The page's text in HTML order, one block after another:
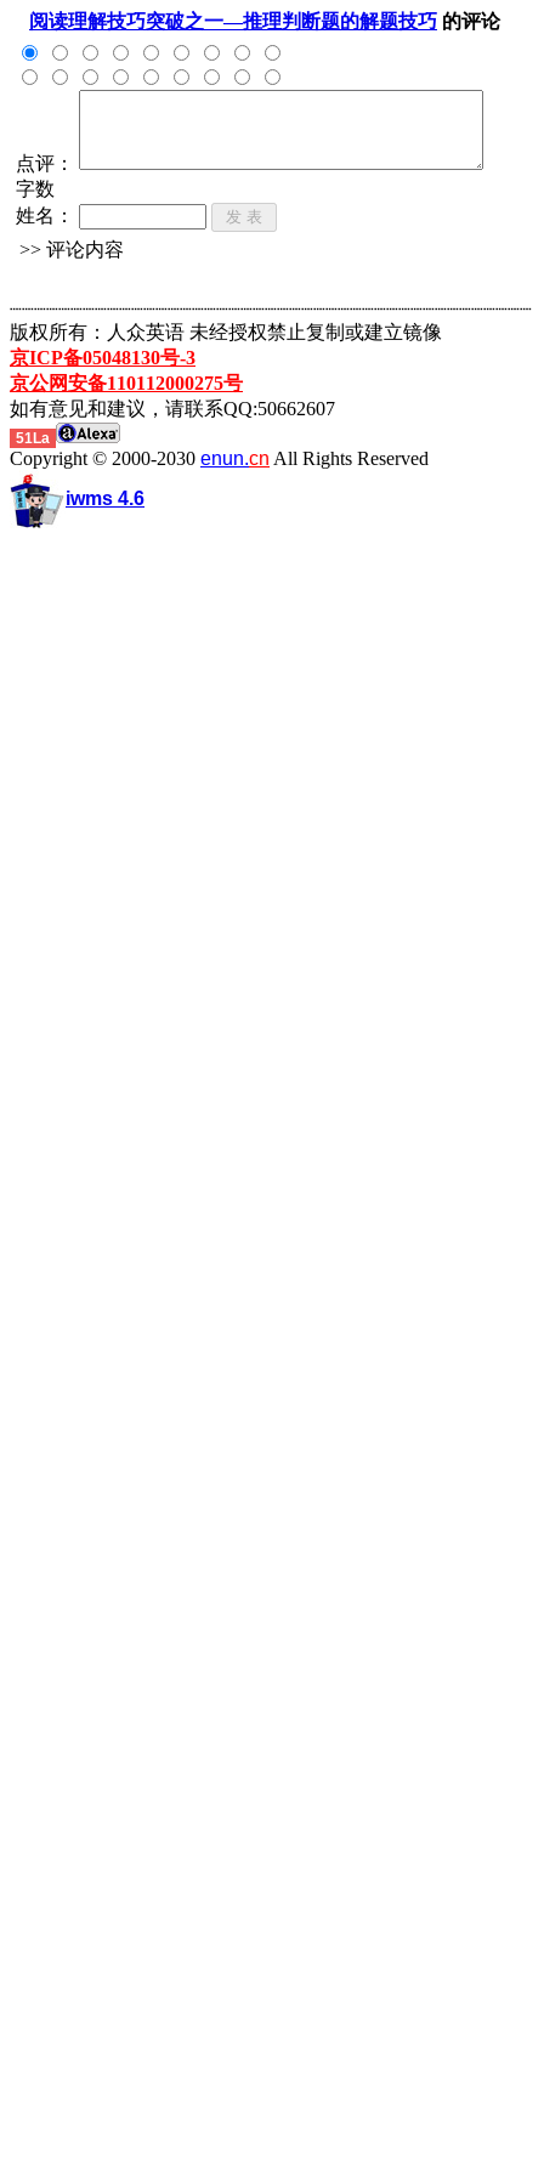
阅读理解技巧突破之一—推理判断题的解题技巧 的评论
点评：
字数
姓名：
>> 评论内容
┈┈┈┈┈┈┈┈┈┈┈┈┈┈┈┈┈┈┈┈┈┈┈┈┈┈┈┈┈┈┈┈┈┈┈┈┈┈┈┈┈┈┈
版权所有：人众英语 未经授权禁止复制或建立镜像
京ICP备05048130号-3
京公网安备110112000275号
如有意见和建议，请联系QQ:50662607
51La
Copyright © 2000-2030 enun.cn All Rights Reserved
iwms 4.6